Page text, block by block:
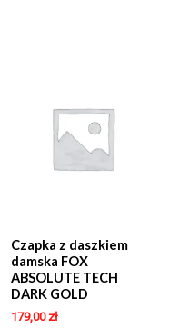
Czapka z daszkiem
damska FOX
ABSOLUTE TECH
DARK GOLD
179,00 zł